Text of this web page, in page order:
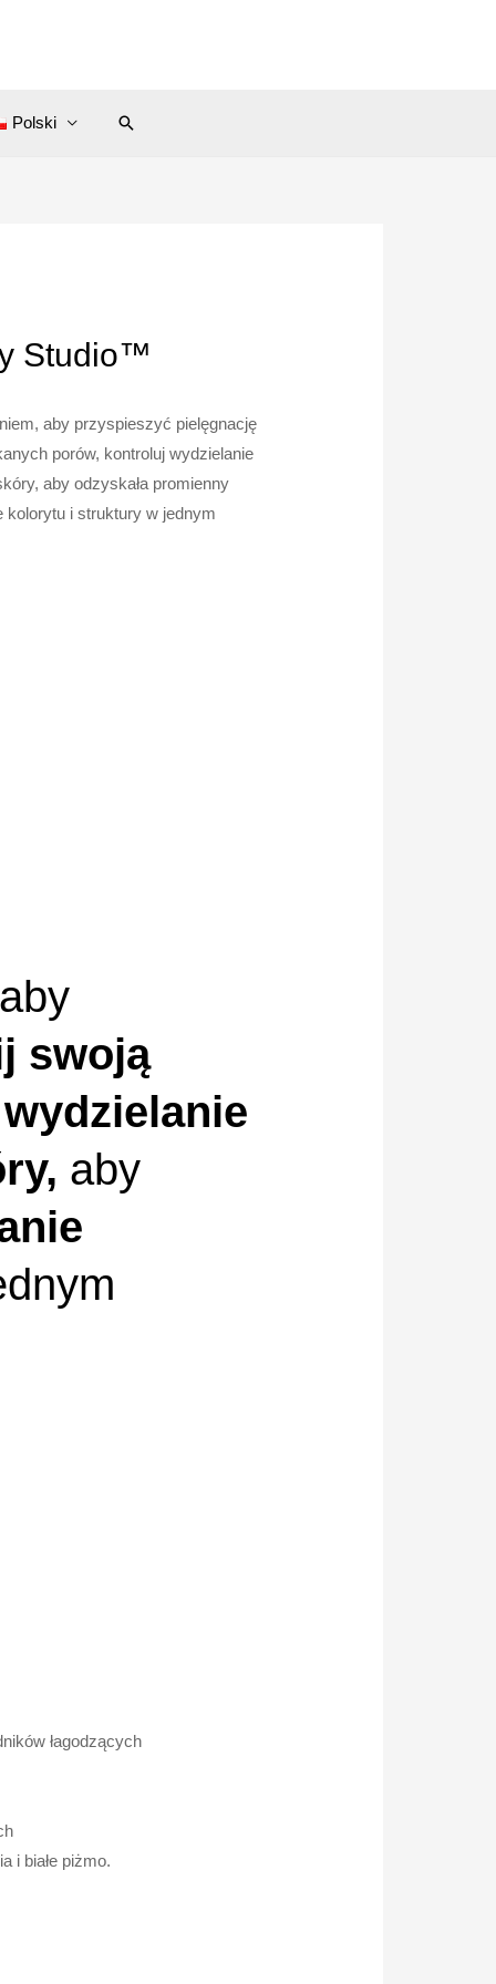
Polski Search
Studio™
aby przyspieszyć pielęgnację
porów, kontroluj wydzielanie
aby odzyskała promienny
kolorytu i struktury w jednym
swoją
aby
łagodzących
i białe piżmo.